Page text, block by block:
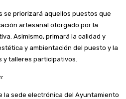
se priorizará aquellos puestos que
artesanal otorgado por la
Asimismo, primará la calidad y
y ambientación del puesto y la
y talleres participativos.
la sede electrónica del Ayuntamiento